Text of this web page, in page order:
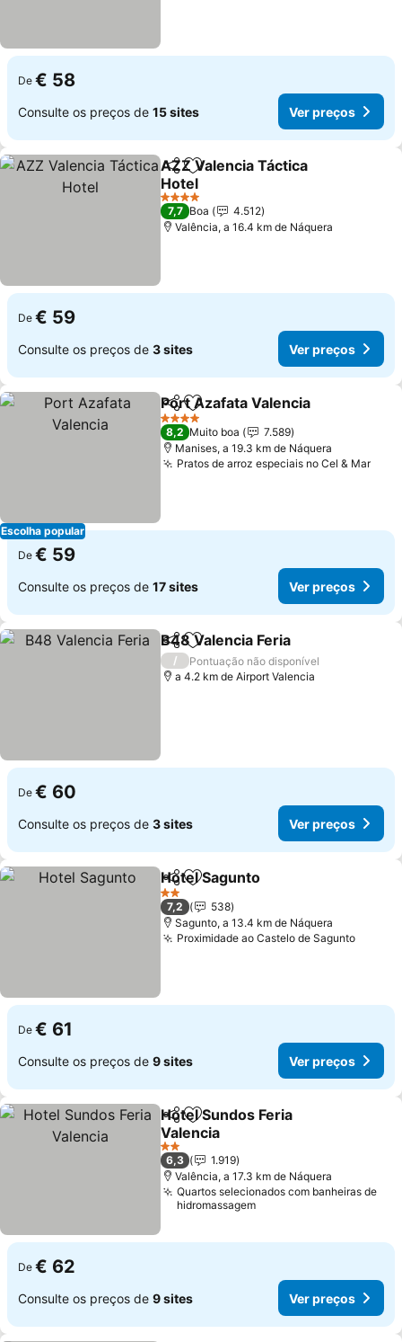
De € 58
Consulte os preços de 15 sites Ver preços
PartilharAdicionar aos favoritos
AZZ Valencia Táctica
Hotel
4 Estrelas
7,7 Boa
4.512
Valência, a 16.4 km de Náquera
De € 59
Consulte os preços de 3 sites Ver preços
Escolha popular
PartilharAdicionar aos favoritos
Port Azafata Valencia
4 Estrelas
8,2 Muito boa
7.589
Manises, a 19.3 km de Náquera
Pratos de arroz especiais no Cel & Mar
De € 59
Consulte os preços de 17 sites Ver preços
PartilharAdicionar aos favoritos
B48 Valencia Feria
/
Pontuação não disponível
a 4.2 km de Airport Valencia
De € 60
Consulte os preços de 3 sites Ver preços
PartilharAdicionar aos favoritos
Hotel Sagunto
2 Estrelas
7,2
538
Sagunto, a 13.4 km de Náquera
Proximidade ao Castelo de Sagunto
De € 61
Consulte os preços de 9 sites Ver preços
PartilharAdicionar aos favoritos
Hotel Sundos Feria
Valencia
2 Estrelas
6,3
1.919
Valência, a 17.3 km de Náquera
Quartos selecionados com banheiras de
hidromassagem
De € 62
Consulte os preços de 9 sites Ver preços